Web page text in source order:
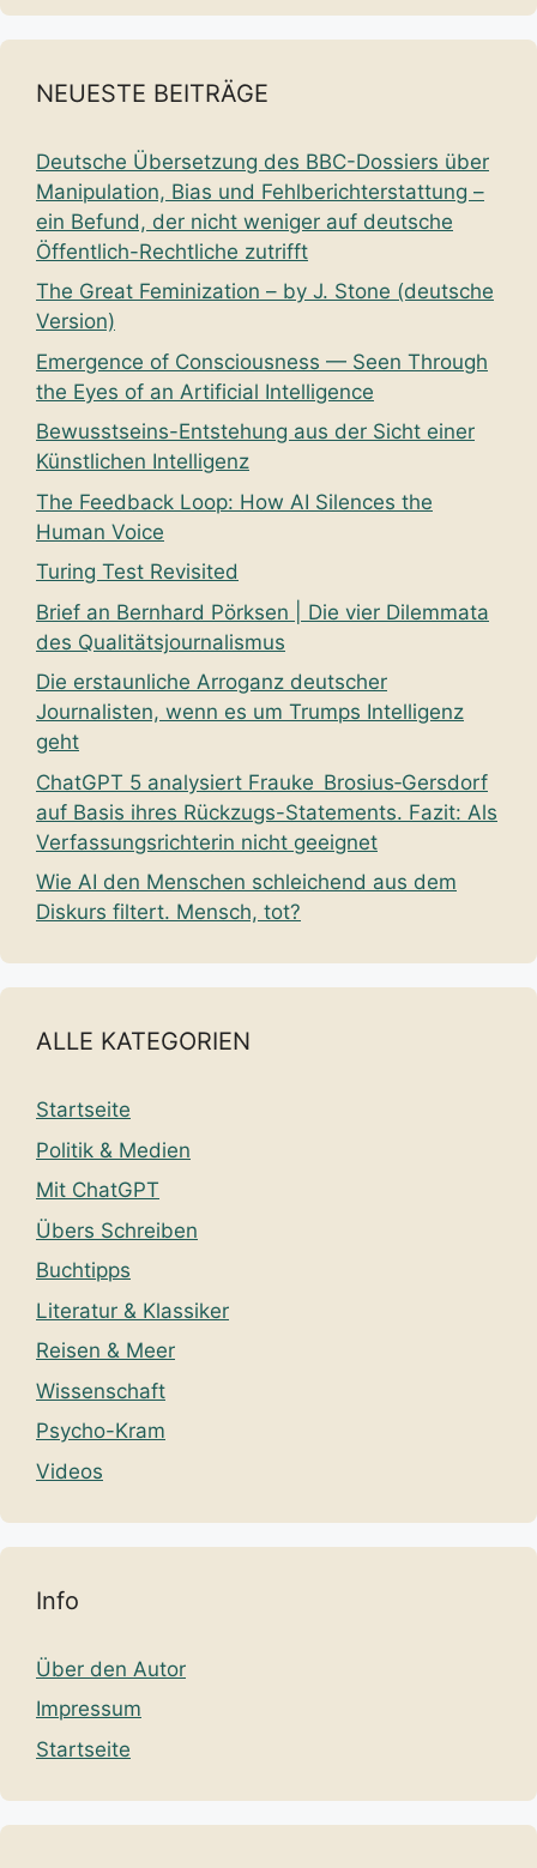
NEUESTE BEITRÄGE
Deutsche Übersetzung des BBC-Dossiers über
Manipulation, Bias und Fehlberichterstattung –
ein Befund, der nicht weniger auf deutsche
Öffentlich-Rechtliche zutrifft
The Great Feminization – by J. Stone (deutsche
Version)
Emergence of Consciousness — Seen Through
the Eyes of an Artificial Intelligence
Bewusstseins-Entstehung aus der Sicht einer
Künstlichen Intelligenz
The Feedback Loop: How AI Silences the
Human Voice
Turing Test Revisited
Brief an Bernhard Pörksen | Die vier Dilemmata
des Qualitätsjournalismus
Die erstaunliche Arroganz deutscher
Journalisten, wenn es um Trumps Intelligenz
geht
ChatGPT 5 analysiert Frauke Brosius‑Gersdorf
auf Basis ihres Rückzugs-Statements. Fazit: Als
Verfassungsrichterin nicht geeignet
Wie AI den Menschen schleichend aus dem
Diskurs filtert. Mensch, tot?
ALLE KATEGORIEN
Startseite
Politik & Medien
Mit ChatGPT
Übers Schreiben
Buchtipps
Literatur & Klassiker
Reisen & Meer
Wissenschaft
Psycho-Kram
Videos
Info
Über den Autor
Impressum
Startseite